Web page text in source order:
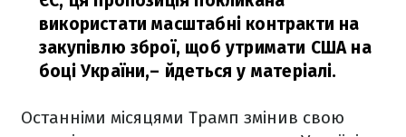
використати масштабні контракти на
закупівлю зброї, щоб утримати США на
боці України,– йдеться у матеріалі.
Останніми місяцями Трамп змінив свою